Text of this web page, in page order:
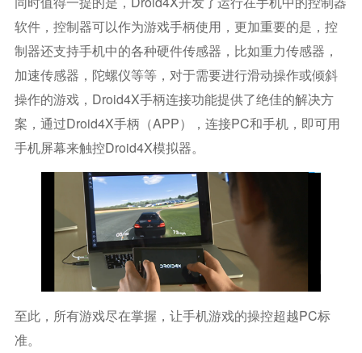
软件，控制器可以作为游戏手柄使用，更加重要的是，控
制器还支持手机中的各种硬件传感器，比如重力传感器，
加速传感器，陀螺仪等等，对于需要进行滑动操作或倾斜
操作的游戏，Droid4X手柄连接功能提供了绝佳的解决方
案，通过Droid4X手柄（APP），连接PC和手机，即可用
手机屏幕来触控Droid4X模拟器。
至此，所有游戏尽在掌握，让手机游戏的操控超越PC标
准。